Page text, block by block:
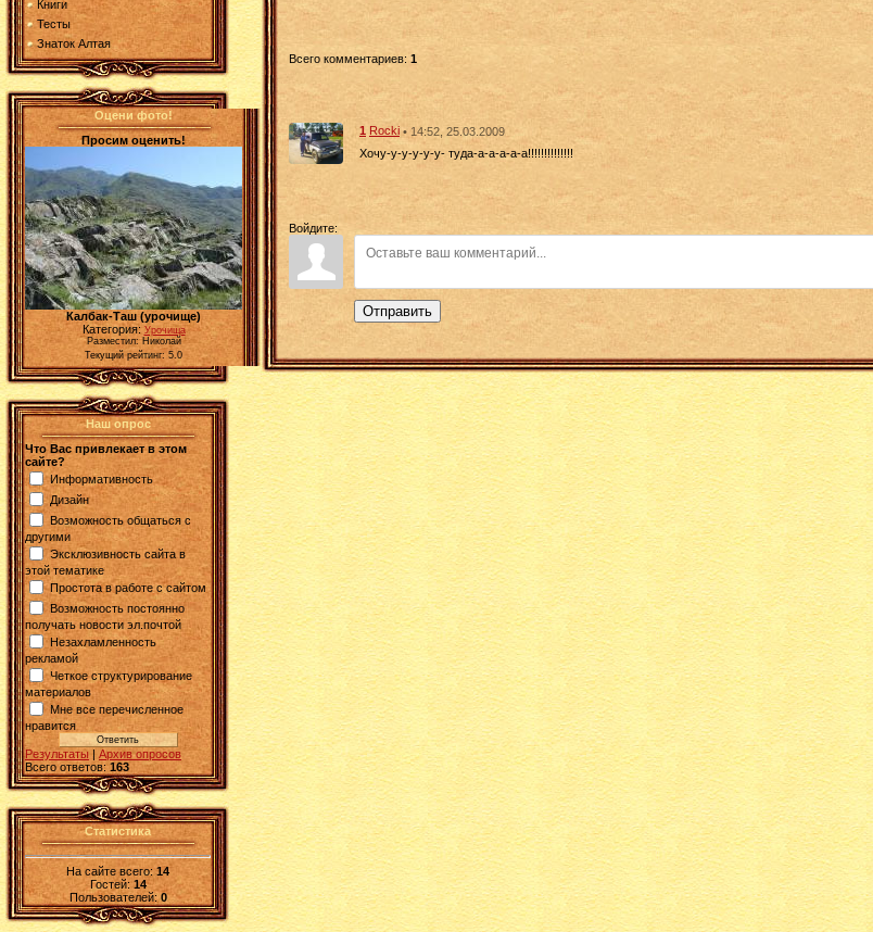
Книги
Тесты
Знаток Алтая
Оцени фото!
Просим оценить!
Калбак-Таш (урочище)
Категория: Урочища
Разместил: Николай
Текущий рейтинг: 5.0
Наш опрос
Что Вас привлекает в этом
сайте?
Информативность
Дизайн
Возможность общаться с
другими
Эксклюзивность сайта в
этой тематике
Простота в работе с сайтом
Возможность постоянно
получать новости эл.почтой
Незахламленность
рекламой
Четкое структурирование
материалов
Мне все перечисленное
нравится
Результаты | Архив опросов
Всего ответов: 163
Статистика
На сайте всего:14
Гостей: 14
Пользователей: 0
Всего комментариев: 1
1 Rocki • 14:52, 25.03.2009
Хочу-у-у-у-у-у- туда-а-а-а-а-а!!!!!!!!!!!!!!
Войдите:
Отправить